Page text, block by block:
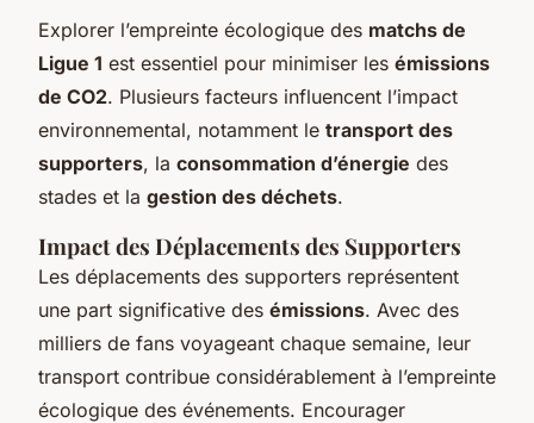
Explorer l’empreinte écologique des matchs de
Ligue 1 est essentiel pour minimiser les émissions
de CO2. Plusieurs facteurs influencent l’impact
environnemental, notamment le transport des
supporters, la consommation d’énergie des
stades et la gestion des déchets.
Impact des Déplacements des Supporters
Les déplacements des supporters représentent
une part significative des émissions. Avec des
milliers de fans voyageant chaque semaine, leur
transport contribue considérablement à l’empreinte
écologique des événements. Encourager